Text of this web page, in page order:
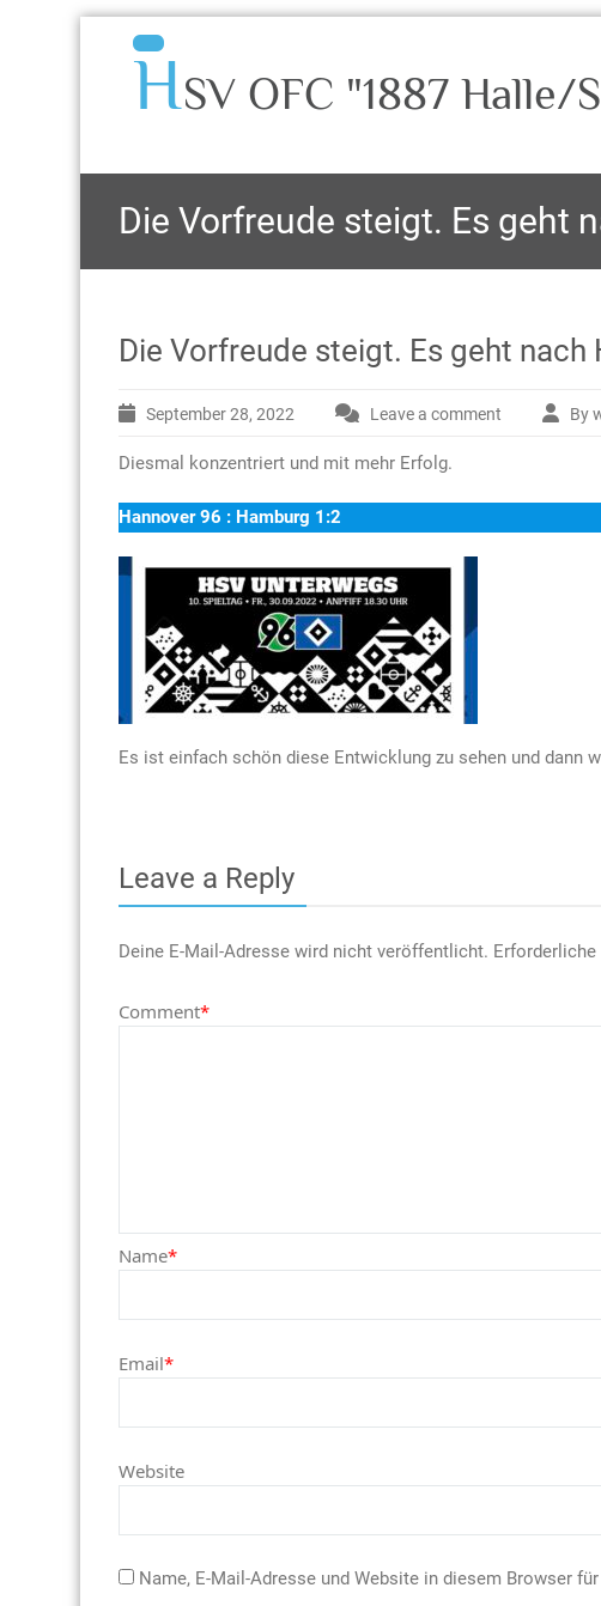
HSV OFC "1887 Halle/
Die Vorfreude steigt. Es geht
Die Vorfreude steigt. Es geht nach
September 28, 2022 Leave a comment By
Diesmal konzentriert und mit mehr Erfolg.
Hannover 96 : Hamburg 1:2
Es ist einfach schön diese Entwicklung zu sehen und dann
Leave a Reply
Deine E-Mail-Adresse wird nicht veröffentlicht.
Comment*
Name*
Email*
Website
Name, E-Mail-Adresse und Website in diesem Browser